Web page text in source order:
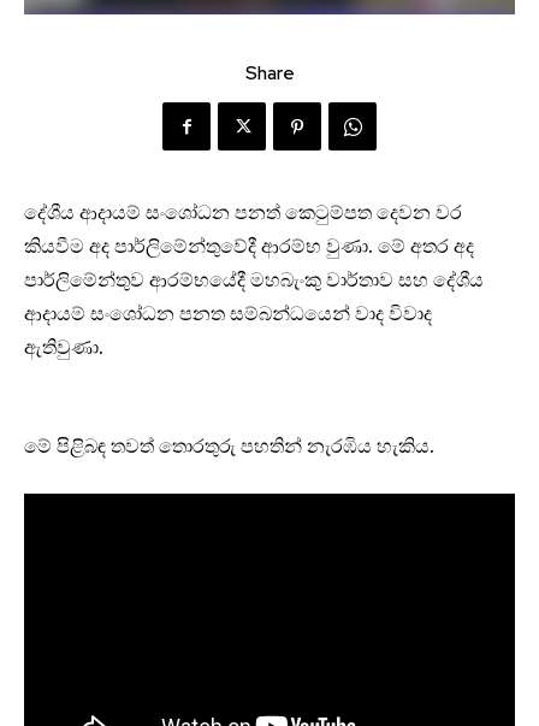
Share
දේශීය ආදායම් සංශෝධන පනත් කෙටුම්පත දෙවන වර
කියවීම අද පාර්ලිමේන්තුවේදී ආරම්භ වුණා. මේ අතර අද
පාර්ලිමේන්තුව ආරම්භයේදී මහබැංකු වාර්තාව සහ දේශීය
ආදායම් සංශෝධන පනත සම්බන්ධයෙන් වාද විවාද
ඇතිවුණා.
මේ පිළිබඳ තවත් තොරතුරු පහතින් නැරඹිය හැකිය.